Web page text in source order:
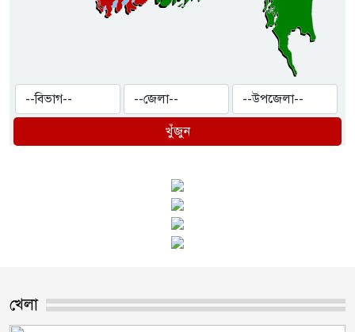
খুঁজুন
খেলা